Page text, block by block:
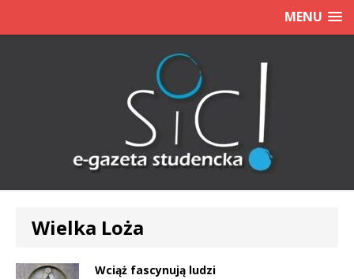
MENU
Wielka Loża
Wciąż fascynują ludzi